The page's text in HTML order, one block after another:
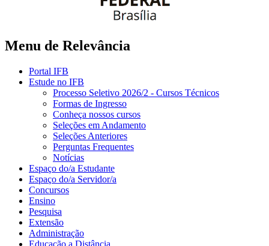
Menu de Relevância
Portal IFB
Estude no IFB
Processo Seletivo 2026/2 - Cursos Técnicos
Formas de Ingresso
Conheça nossos cursos
Seleções em Andamento
Seleções Anteriores
Perguntas Frequentes
Notícias
Espaço do/a Estudante
Espaço do/a Servidor/a
Concursos
Ensino
Pesquisa
Extensão
Administração
Educação a Distância